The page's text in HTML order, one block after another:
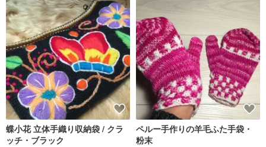
蝶小花 立体手織り収納袋 / クラ
ッチ・ブラック
ペルー手作りの羊毛ふた手袋・
粉末